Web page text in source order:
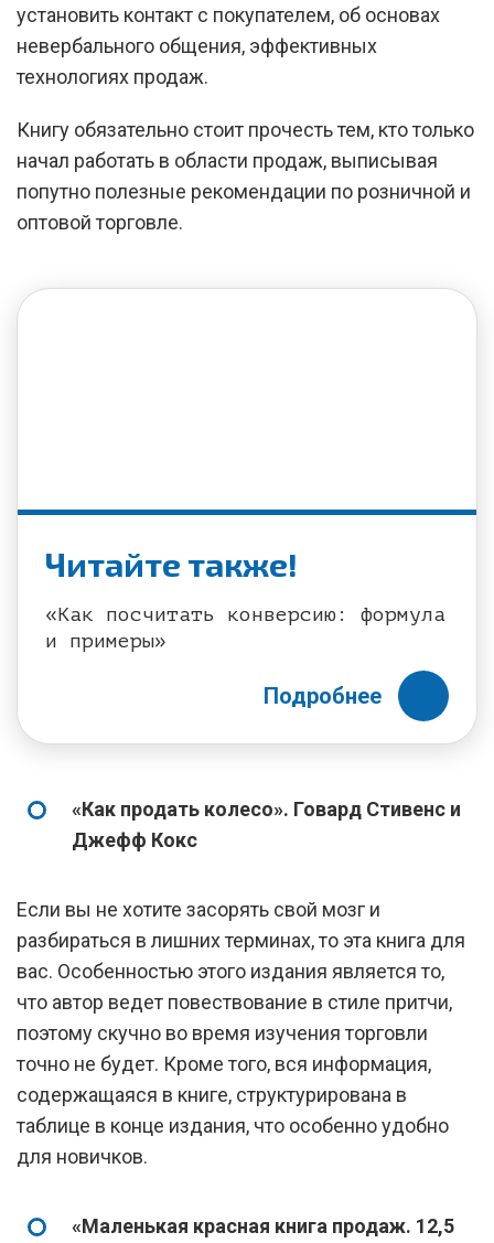
установить контакт с покупателем, об основах
невербального общения, эффективных
технологиях продаж.
Книгу обязательно стоит прочесть тем, кто только
начал работать в области продаж, выписывая
попутно полезные рекомендации по розничной и
оптовой торговле.
Читайте также!
«Как посчитать конверсию: формула
и примеры»
Подробнее
«Как продать колесо». Говард Стивенс и
Джефф Кокс
Если вы не хотите засорять свой мозг и
разбираться в лишних терминах, то эта книга для
вас. Особенностью этого издания является то,
что автор ведет повествование в стиле притчи,
поэтому скучно во время изучения торговли
точно не будет. Кроме того, вся информация,
содержащаяся в книге, структурирована в
таблице в конце издания, что особенно удобно
для новичков.
«Маленькая красная книга продаж. 12,5